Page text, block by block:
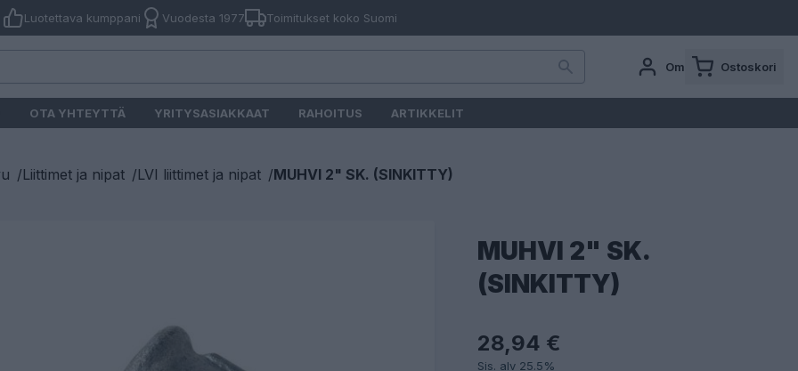
Luotettava kumppani Vuodesta 1977 Toimitukset koko Suomi
Oma tili Ostoskori
OTA YHTEYTTÄ YRITYSASIAKKAAT RAHOITUS ARTIKKELIT
/Liittimet ja nipat /LVI liittimet ja nipat /MUHVI 2" SK. (SINKITTY)
MUHVI 2" SK.
(SINKITTY)
28,94 €
Sis. alv 25.5%